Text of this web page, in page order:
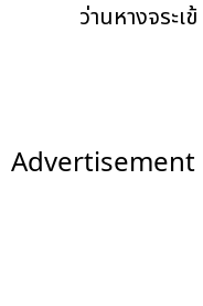
ว่านหางจระเ
Advertisement